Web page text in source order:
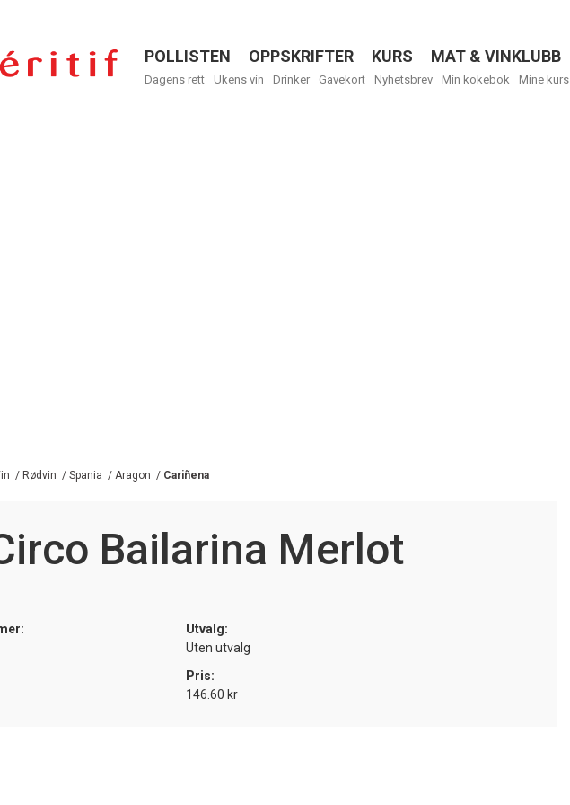
Menu
POLLISTEN OPPSKRIFTER KURS MAT & VINKLUBB
Dagens rett Ukens vin Drinker Gavekort Nyhetsbrev Min kokebok Mine kurs
/ Rødvin / Spania / Aragon / Cariñena
Bailarina Merlot
Utvalg:
Uten utvalg
Pris:
146.60 kr